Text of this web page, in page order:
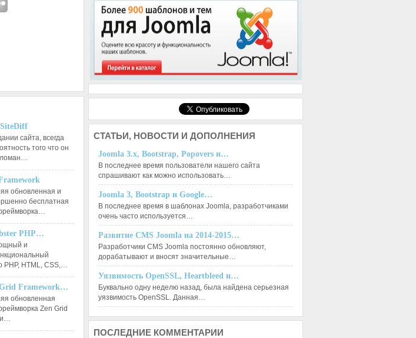
сайта, всегда
того что он
обновленная и
бесплатная
PHP…
и
РНР, HTML, CSS,…
Framework…
обновленная
Zen Grid
СТАТЬИ, НОВОСТИ И ДОПОЛНЕНИЯ
Joomla 3.x, Bootstrap, Popovers и…
В последнее время пользователи нашего сайта
спрашивают как можно использовать…
Joomla 3, Bootstrap и Google…
В последнее время в шаблонах Joomla, разработчиками
очень часто используется…
Развитие CMS Joomla на 2014-2015…
Разработчики CMS Joomla постоянно обновляют,
дорабатывают и вносят значительные…
Уязвимость OpenSSL, Heartbleed и…
Буквально одну неделю назад, была найдена серьезная
уязвимость OpenSSL. Данная…
ПОСЛЕДНИЕ КОММЕНТАРИИ